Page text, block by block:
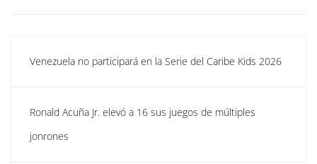
Venezuela no participará en la Serie del Caribe Kids 2026
Ronald Acuña Jr. elevó a 16 sus juegos de múltiples
jonrones